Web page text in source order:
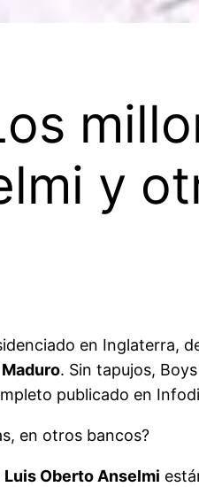
y
en Inglaterra,
. Sin tapujos,
publicado en
en otros bancos?
Luis Oberto Anselmi